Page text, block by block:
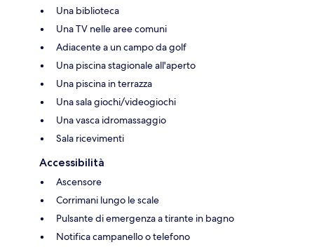
Una biblioteca
Una TV nelle aree comuni
Adiacente a un campo da golf
Una piscina stagionale all'aperto
Una piscina in terrazza
Una sala giochi/videogiochi
Una vasca idromassaggio
Sala ricevimenti
Accessibilità
Ascensore
Corrimani lungo le scale
Pulsante di emergenza a tirante in bagno
Notifica campanello o telefono